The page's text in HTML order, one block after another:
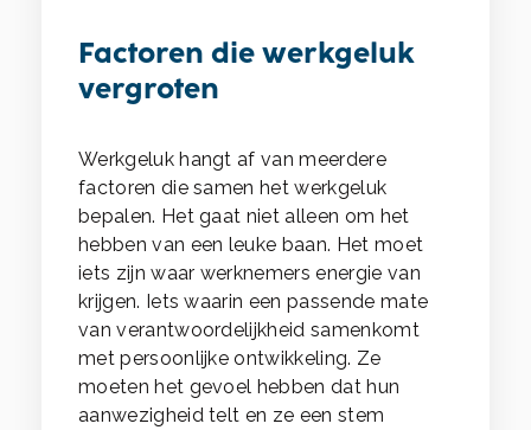
Factoren die werkgeluk
vergroten
Werkgeluk hangt af van meerdere
factoren die samen het werkgeluk
bepalen. Het gaat niet alleen om het
hebben van een leuke baan. Het moet
iets zijn waar werknemers energie van
krijgen. Iets waarin een passende mate
van verantwoordelijkheid samenkomt
met persoonlijke ontwikkeling. Ze
moeten het gevoel hebben dat hun
aanwezigheid telt en ze een stem